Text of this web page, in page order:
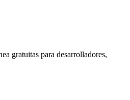
gratuitas para desarrolladores,